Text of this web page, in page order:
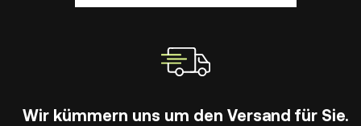
Wir kümmern uns um den Versand für Sie.